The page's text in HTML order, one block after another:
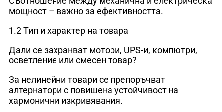
мощност – важно за ефективността.
1.2 Тип и характер на товара
Дали се захранват мотори, UPS-и, компютри,
осветление или смесен товар?
За нелинейни товари се препоръчват
алтернатори с повишена устойчивост на
хармонични изкривявания.